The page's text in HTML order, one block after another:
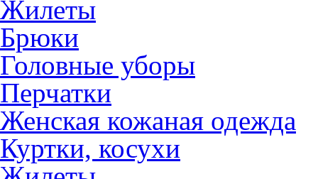
Жилеты
Брюки
Головные уборы
Перчатки
Женская кожаная одежда
Куртки, косухи